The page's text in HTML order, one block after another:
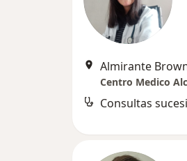
Almirante
Centro Medico